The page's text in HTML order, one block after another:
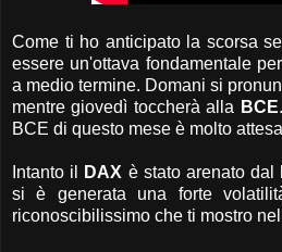
Come ti ho anticipato la scorsa
essere un'ottava fondamentale
a medio termine. Domani si
mentre giovedì toccherà alla BCE
BCE di questo mese è molto
Intanto il DAX è stato arenato dal
si è generata una forte
riconoscibilissimo che ti mostro